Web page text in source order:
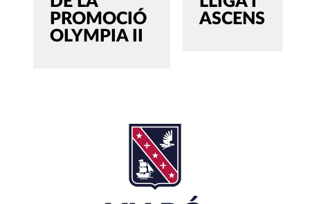
PROMOCIÓ
OLYMPIA II
ASCENS